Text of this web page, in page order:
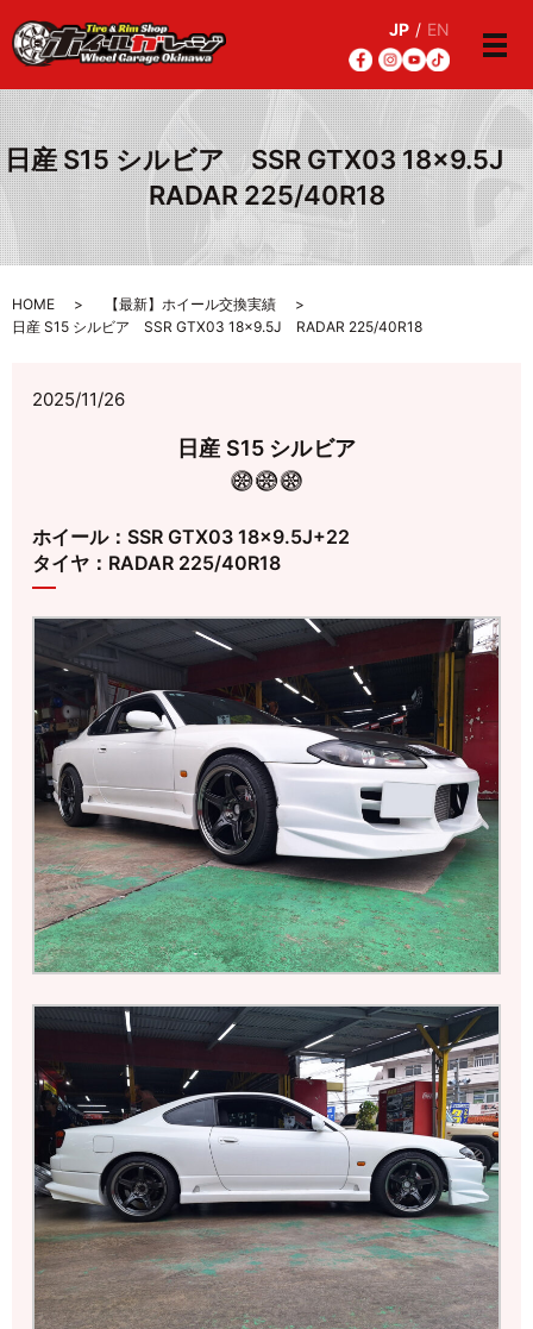
JP / EN
メ
日産 S15 シルビア SSR GTX03 18×9.5J
RADAR 225/40R18
HOME
【最新】ホイール交換実績
日産 S15 シルビア SSR GTX03 18×9.5J RADAR 225/40R18
2025/11/26
日産 S15 シルビア
ホイール：SSR GTX03 18×9.5J+22
タイヤ：RADAR 225/40R18